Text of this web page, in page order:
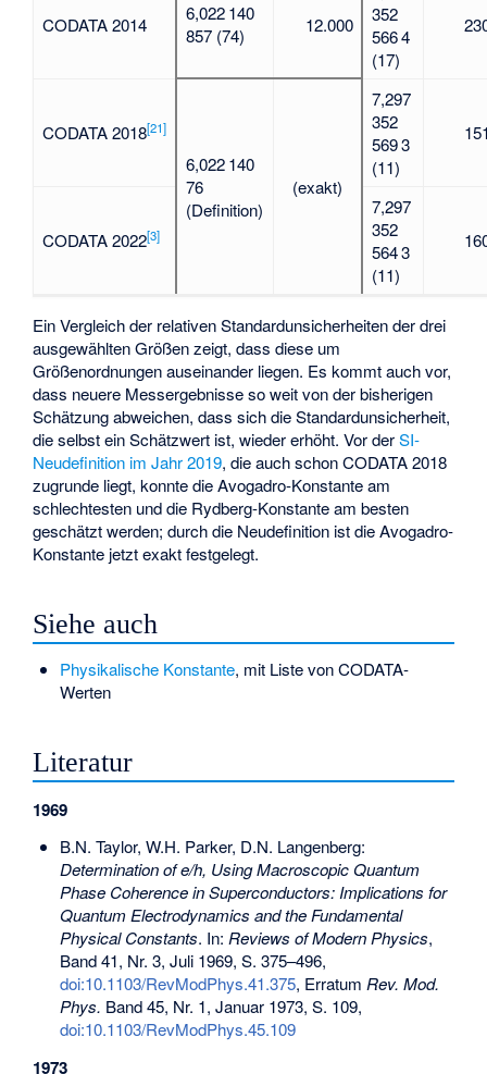
CODATA 2014
6,022 140
857 (74)
12.000
352
566 4
(17)
CODATA 2018[21]
6,022 140
76
(Definition)
(exakt)
7,297
352
569 3
(11)
CODATA 2022[3]
7,297
352
564 3
(11)
Ein Vergleich der relativen Standardunsicherheiten der drei
ausgewählten Größen zeigt, dass diese um
Größenordnungen auseinander liegen. Es kommt auch vor,
dass neuere Messergebnisse so weit von der bisherigen
Schätzung abweichen, dass sich die Standardunsicherheit,
die selbst ein Schätzwert ist, wieder erhöht. Vor derSI-
Neudefinition im Jahr 2019, die auch schon CODATA 2018
zugrunde liegt, konnte die Avogadro-Konstante am
schlechtesten und die Rydberg-Konstante am besten
geschätzt werden; durch die Neudefinition ist die Avogadro-
Konstante jetzt exakt festgelegt.
Siehe auch
Physikalische Konstante, mit Liste von CODATA-
Werten
Literatur
1969
B.N. Taylor, W.H. Parker, D.N. Langenberg:
Determination of e/h, Using Macroscopic Quantum
Phase Coherence in Superconductors: Implications for
Quantum Electrodynamics and the Fundamental
Physical Constants. In: Reviews of Modern Physics,
Band 41, Nr. 3, Juli 1969, S. 375–496,
doi:10.1103/RevModPhys.41.375, Erratum Rev. Mod.
Phys. Band 45, Nr. 1, Januar 1973, S. 109,
doi:10.1103/RevModPhys.45.109
1973